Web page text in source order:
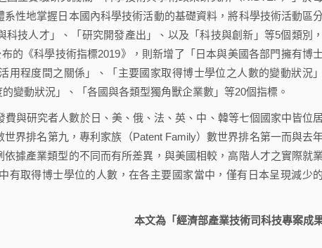
性地掌握日本國內科學技術活動的基礎資料，將科學技術活動區
科技人才」、「研究開發產出」、以及「科技與創新」等5個類別
的《科學技術指標2019》，則新增了「日本與美國各部門擁有博
程度間之關係」、「主要國家取得博士學位之人數的變動狀況」
變動狀況」、「各國與各類型獨角獸企業數」等20個指標。
與研究者人數於日、美、俄、法、英、中、韓等七個國家中皆位
界排名第九，專利家族（Patent Family）數世界排名第一而與去
據產業類型的不同而有所差異，與美國相較，高階人才之實際就
有取得博士學位的人數，在各主要國家當中，僅有日本呈現減少
本文為「經濟部產業技術司科技專案成果